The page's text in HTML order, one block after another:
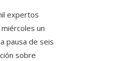
expertos
un
pausa de seis
sobre